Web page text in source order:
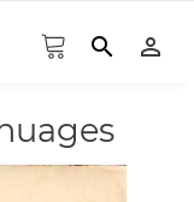
search person_outline